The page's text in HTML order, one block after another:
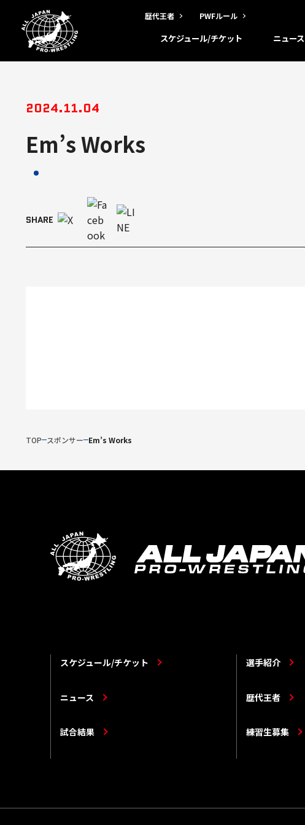
歴代王者 PWFルール
スケジュール/チケット ニュース
2024.11.04
Em’s Works
SHARE
TOP スポンサー Em’s Works
スケジュール/チケット 選手紹介
ニュース 歴代王者
試合結果 練習生募集